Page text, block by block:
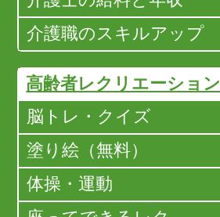
介護職のスキルアップ
高齢者レクリエーション
脳トレ・クイズ
塗り絵（無料）
体操・運動